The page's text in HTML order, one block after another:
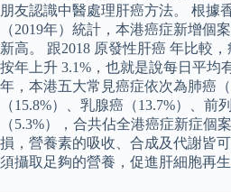
朋友認識中醫處理肝癌方法。 根據
（2019年）統計，本港癌症新增個
新高。 跟2018 原發性肝癌 年比較
按年上升 3.1%，也就是說每日平均
年，本港五大常見癌症依次為肺癌
（15.8%）、乳腺癌（13.7%）、前
（5.3%），合共佔全港癌症新症個
損，營養素的吸收、合成及代謝皆
須攝取足夠的營養，促進肝細胞再生